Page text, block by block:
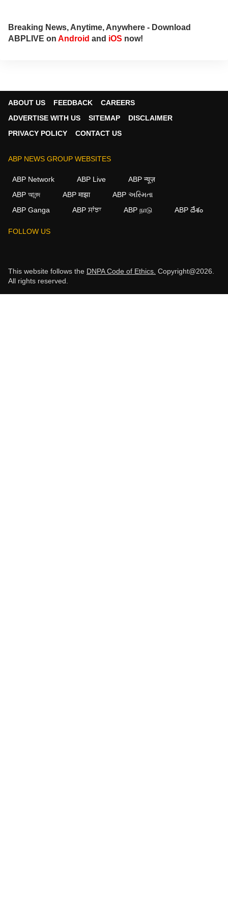
Breaking News, Anytime, Anywhere - Download
ABPLIVE on Android and iOS now!
ABOUT US FEEDBACK
CAREERS
ADVERTISE WITH US
SITEMAP
DISCLAIMER
PRIVACY POLICY
CONTACT US
ABP NEWS GROUP WEBSITES
ABP Network ABP Live
ABP न्यूज़
ABP আনন্দ
ABP माझा
ABP અસ્મિતા
ABP Ganga
ABP ਸਾਂਝਾ ABP நாடு ABP దేశం
FOLLOW US
This website follows the DNPA Code of Ethics. Copyright@2026.
All rights reserved.